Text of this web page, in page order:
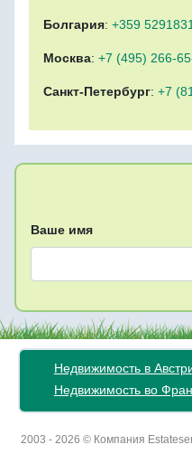
Болгария: +359
Москва: +7 (495) 266-
Санкт-Петербург: +7
Ваше имя
Недвижимость в
Недвижимость во
2003 - 2026 © Компания